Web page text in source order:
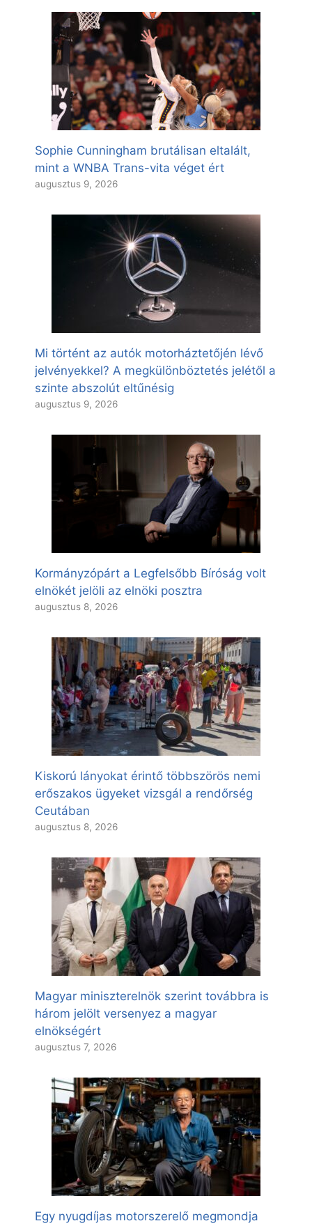
Sophie Cunningham brutálisan eltalált,
mint a WNBA Trans-vita véget ért
augusztus 9, 2026
Mi történt az autók motorháztetőjén lévő
jelvényekkel? A megkülönböztetés jelétől a
szinte abszolút eltűnésig
augusztus 9, 2026
Kormányzópárt a Legfelsőbb Bíróság volt
elnökét jelöli az elnöki posztra
augusztus 8, 2026
Kiskorú lányokat érintő többszörös nemi
erőszakos ügyeket vizsgál a rendőrség
Ceutában
augusztus 8, 2026
Magyar miniszterelnök szerint továbbra is
három jelölt versenyez a magyar
elnökségért
augusztus 7, 2026
Egy nyugdíjas motorszerelő megmondja